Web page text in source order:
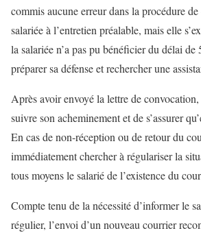
commis aucune erreur dans la procédure
salariée à l’entretien préalable, mais elle
la salariée n’a pas pu bénéficier du délai
préparer sa défense et rechercher une
Après avoir envoyé la lettre de
suivre son acheminement et de s’assurer
En cas de non-réception ou de retour du
immédiatement chercher à régulariser la
tous moyens le salarié de l’existence du
Compte tenu de la nécessité d’informer le
régulier, l’envoi d’un nouveau courrier